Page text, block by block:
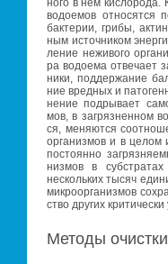
но­го в нём
во­до­е­мов от­но­сят­ся
бак­те­рии, грибы,
ным ис­точ­ни­ком
ле­ние нежи­во­го
ра во­до­е­ма от­ве­ча­ет
ни­ки, под­дер­жа­ние
ние вред­ных и
не­ние под­ры­ва­ет
мов, в за­гряз­нен­ном
ся, ме­ня­ют­ся
ор­га­низ­мов и в целом
по­сто­ян­но
низ­мов в
несколь­ких тысяч
мик­ро­ор­га­низ­мов
ство дру­гих
Ме­то­ды